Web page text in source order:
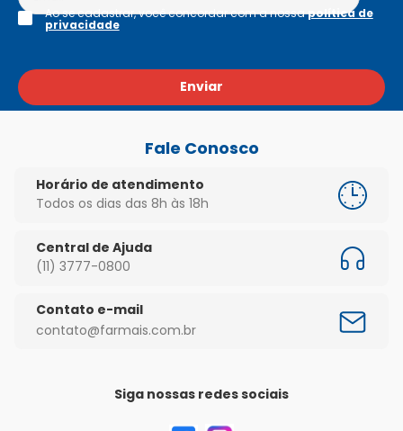
Enviar
Ao se cadastrar, você concordar com a nossapolítica de
privacidade
Fale Conosco
Horário de atendimento
Todos os dias das 8h às 18h
Central de Ajuda
(11) 3777-0800
Contato e-mail
contato@farmais.com.br
Siga nossas redes sociais